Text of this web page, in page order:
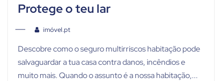
Protege o teu lar
imóvel.pt
Descobre como o seguro multirriscos habitação pode
salvaguardar a tua casa contra danos, incêndios e
muito mais. Quando o assunto é a nossa habitação,...